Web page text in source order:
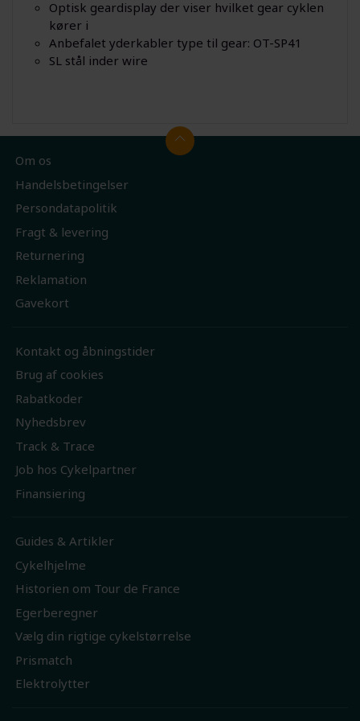
Optisk geardisplay der viser hvilket gear cyklen
kører i
Anbefalet yderkabler type til gear: OT-SP41
SL stål inder wire
Om os
Handelsbetingelser
Persondatapolitik
Fragt & levering
Returnering
Reklamation
Gavekort
Kontakt og åbningstider
Brug af cookies
Rabatkoder
Nyhedsbrev
Track & Trace
Job hos Cykelpartner
Finansiering
Guides & Artikler
Cykelhjelme
Historien om Tour de France
Egerberegner
Vælg din rigtige cykelstørrelse
Prismatch
Elektrolytter